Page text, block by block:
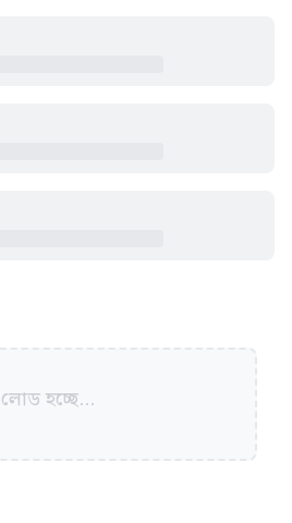
লোড হচ্ছে...